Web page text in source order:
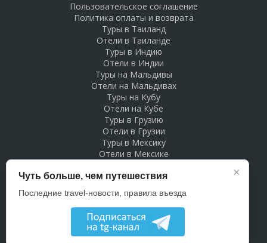
Пользовательское соглашение
Политика оплаты и возврата
Туры в Таиланд
Отели в Таиланде
Туры в Индию
Отели в Индии
Туры на Мальдивы
Отели на Мальдивах
Туры на Кубу
Отели на Кубе
Туры в Грузию
Отели в Грузии
Туры в Мексику
Отели в Мексике
Отели в Доминикане
Отели в Беларуси
Рекламодателям
×
Чуть больше, чем путешествия
Последние travel-новости, правила въезда